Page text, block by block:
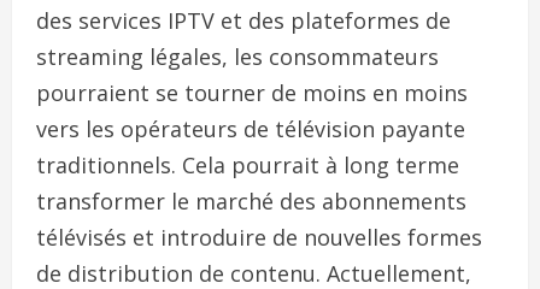
des services IPTV et des plateformes de
streaming légales, les consommateurs
pourraient se tourner de moins en moins
vers les opérateurs de télévision payante
traditionnels. Cela pourrait à long terme
transformer le marché des abonnements
télévisés et introduire de nouvelles formes
de distribution de contenu. Actuellement,